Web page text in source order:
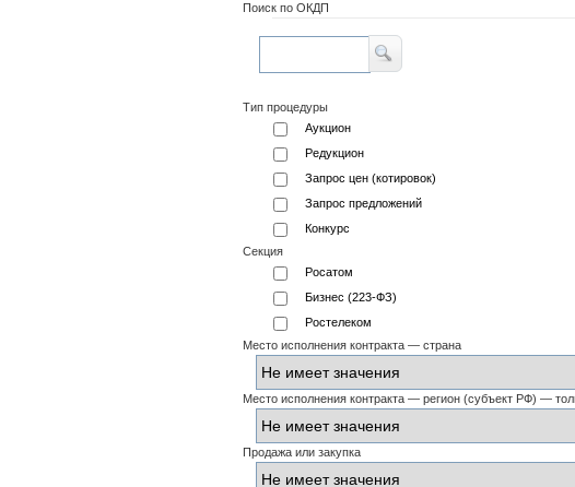
Поиск по ОКДП
Тип процедуры
Аукцион
Редукцион
Запрос цен (котировок)
Запрос предложений
Конкурс
Секция
Росатом
Бизнес (223-ФЗ)
Ростелеком
Место исполнения контракта — страна
Место исполнения контракта — регион (субъект РФ) —
Продажа или закупка